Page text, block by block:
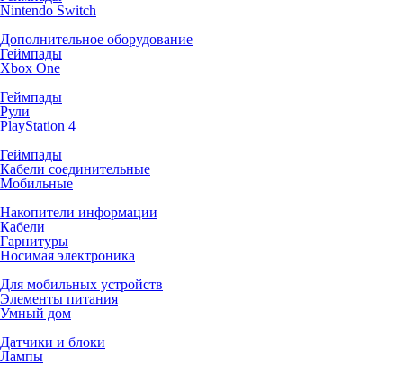
Nintendo Switch
Дополнительное оборудование
Геймпады
Xbox One
Геймпады
Рули
PlayStation 4
Геймпады
Кабели соединительные
Мобильные
Накопители информации
Кабели
Гарнитуры
Носимая электроника
Для мобильных устройств
Элементы питания
Умный дом
Датчики и блоки
Лампы